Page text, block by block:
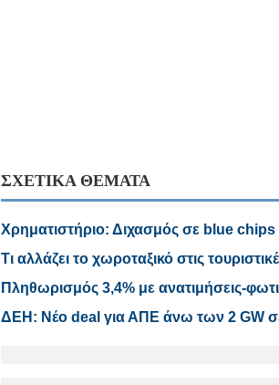
ΣΧΕΤΙΚΑ ΘΕΜΑΤΑ
Χρηματιστήριο: Διχασμός σε blue chips
Τι αλλάζει το χωροταξικό στις
Πληθωρισμός 3,4% με ανατιμήσεις-
ΔΕΗ: Νέο deal για ΑΠΕ άνω των 2 GW